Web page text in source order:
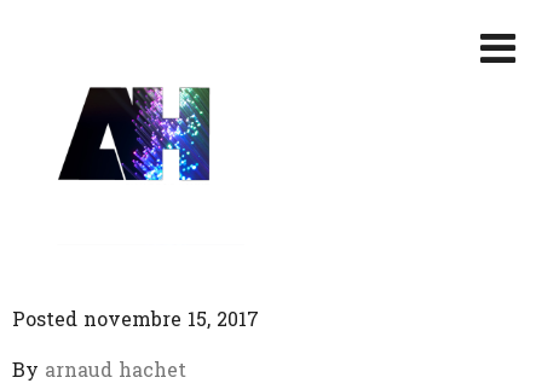
Posted novembre 15, 2017
By arnaud hachet